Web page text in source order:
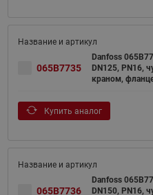
065B7735
Danfoss
DN125, PN16,
краном,
Купить аналог
065B7736
Danfoss
DN150, PN16,